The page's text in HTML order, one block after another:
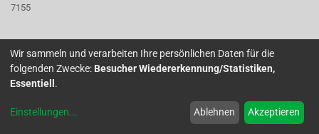
7155
es die Deutsche Dahlien-, Fuchsien- und
Gladiolengesellschaft nicht mehr. Die Fuchsie hat aber
Anfänger, eher eine Liebhabersorte.
Wir sammeln und verarbeiten Ihre persönlichen Daten für die
folgenden Zwecke: Besucher Wiedererkennung/Statistiken,
Essentiell .
Einstellungen... Ablehnen Akzeptieren